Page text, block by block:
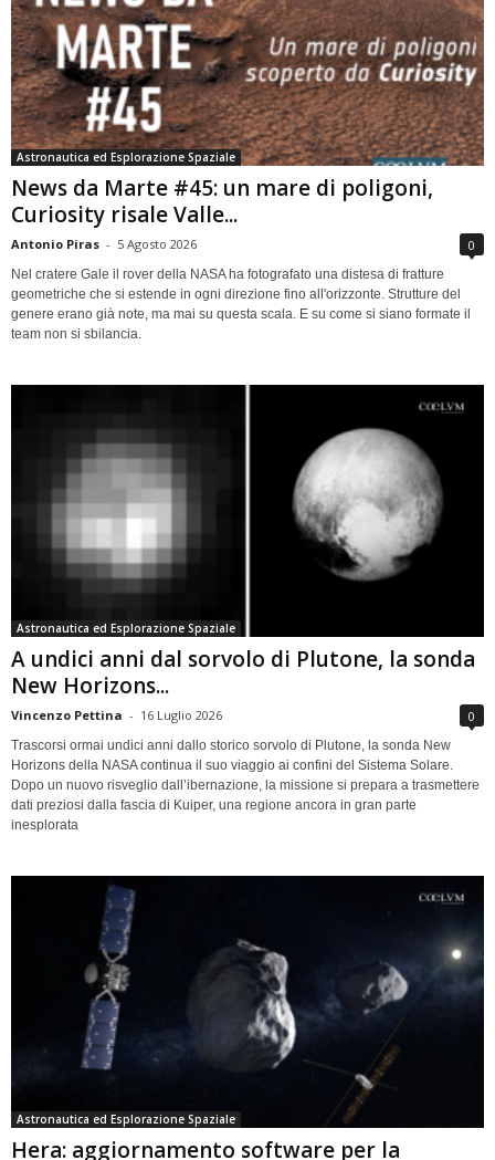
Astronautica ed Esplorazione Spaziale
News da Marte #45: un mare di poligoni,
Curiosity risale Valle...
Antonio Piras - 5 Agosto 2026 0
Nel cratere Gale il rover della NASA ha fotografato una distesa di fratture
geometriche che si estende in ogni direzione fino all'orizzonte. Strutture del
genere erano già note, ma mai su questa scala. E su come si siano formate il
team non si sbilancia.
Astronautica ed Esplorazione Spaziale
A undici anni dal sorvolo di Plutone, la sonda
New Horizons...
Vincenzo Pettina - 16 Luglio 2026 0
Trascorsi ormai undici anni dallo storico sorvolo di Plutone, la sonda New
Horizons della NASA continua il suo viaggio ai confini del Sistema Solare.
Dopo un nuovo risveglio dall’ibernazione, la missione si prepara a trasmettere
dati preziosi dalla fascia di Kuiper, una regione ancora in gran parte
inesplorata
Astronautica ed Esplorazione Spaziale
Hera: aggiornamento software per la